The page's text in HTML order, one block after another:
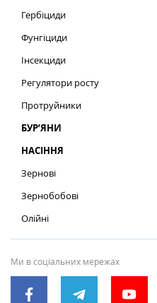
Гербіциди
Фунгіциди
Інсекциди
Регулятори росту
Протруйники
БУР’ЯНИ
НАСІННЯ
Зернові
Зернобобові
Олійні
Ми в соціальних мережах